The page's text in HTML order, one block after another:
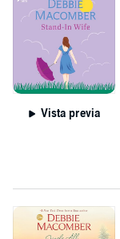
Vista previa